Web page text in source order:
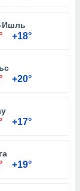
Ишль
+18°
+20°
+17°
+19°